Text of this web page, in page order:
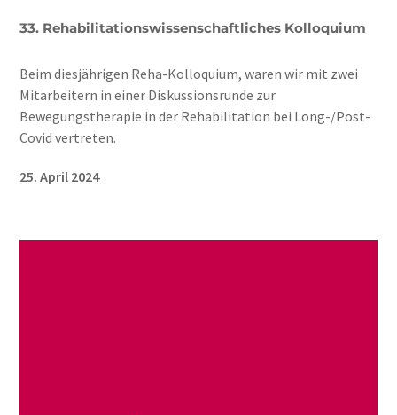
33. Rehabilitationswissenschaftliches Kolloquium
Beim diesjährigen Reha-Kolloquium, waren wir mit zwei
Mitarbeitern in einer Diskussionsrunde zur
Bewegungstherapie in der Rehabilitation bei Long-/Post-
Covid vertreten.
25. April 2024